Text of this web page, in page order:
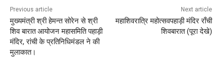
Previous article
मुख्यमंत्री श्री हेमन्त सोरेन से श्री
शिव बारात आयोजन महासमिति पहाड़ी
मंदिर, रांची के प्रतिनिधिमंडल ने की
मुलाकात।
Next article
महाशिवरात्रि महोत्सवपहाड़ी मंदिर राँची
शिवबारात (पूरा देखे)